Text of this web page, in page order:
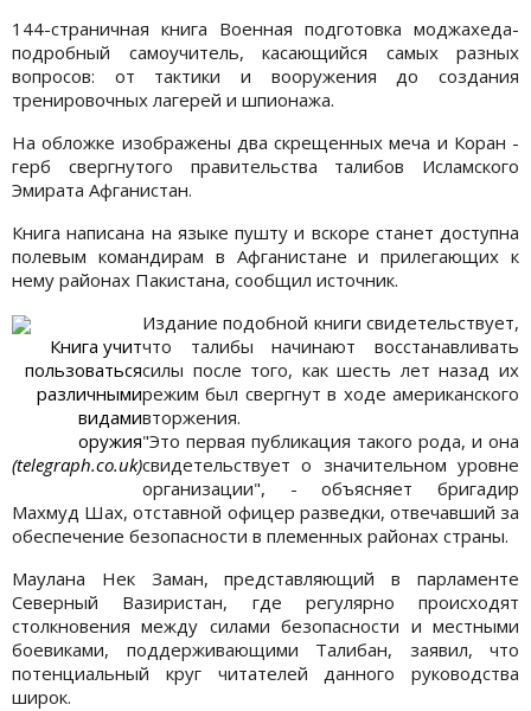
144-страничная книга Военная подготовка моджахеда-
подробный самоучитель, касающийся самых разных
вопросов: от тактики и вооружения до создания
тренировочных лагерей и шпионажа.
На обложке изображены два скрещенных меча и Коран -
герб свергнутого правительства талибов Исламского
Эмирата Афганистан.
Книга написана на языке пушту и вскоре станет доступна
полевым командирам в Афганистане и прилегающих к
нему районах Пакистана, сообщил источник.
Книга учит
пользоваться
различными
видами
оружия
(telegraph.co.uk)
Издание подобной книги свидетельствует,
что талибы начинают восстанавливать
силы после того, как шесть лет назад их
режим был свергнут в ходе американского
вторжения.
"Это первая публикация такого рода, и она
свидетельствует о значительном уровне
организации", - объясняет бригадир
Махмуд Шах, отставной офицер разведки, отвечавший за
обеспечение безопасности в племенных районах страны.
Маулана Нек Заман, представляющий в парламенте
Северный Вазиристан, где регулярно происходят
столкновения между силами безопасности и местными
боевиками, поддерживающими Талибан, заявил, что
потенциальный круг читателей данного руководства
широк.